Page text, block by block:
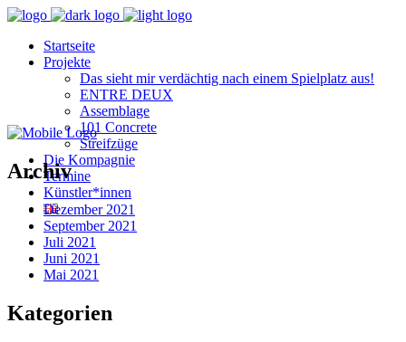
Startseite
Projekte
Das sieht mir verdächtig nach einem Spielplatz aus!
ENTRE DEUX
Assemblage
101 Concrete
Streifzüge
Die Kompagnie
Termine
Künstler*innen
Archiv
Dezember 2021
September 2021
Juli 2021
Juni 2021
Mai 2021
Kategorien